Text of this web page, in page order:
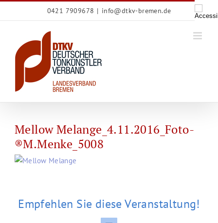
0421 7909678 | info@dtkv-bremen.de
Mellow Melange_4.11.2016_Foto-
®M.Menke_5008
Empfehlen Sie diese Veranstaltung!